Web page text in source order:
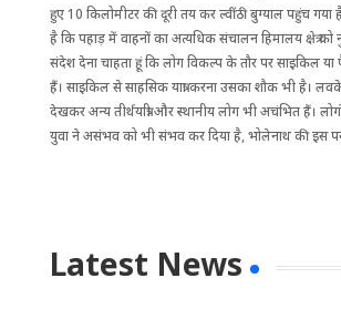
हुए 10 किलोमीटर की दूरी तय कर ल्वींठी बुग्याल पहुंच
है कि पहाड़ में वाहनों का अत्यधिक संचालन हिमालय क्षेत्र
संदेश देना चाहता हूं कि लोग विकल्प के तौर पर साइकिल या
हैं। साइकिल से साहसिक यात्रा करना उसका शौक भी है।
देखकर अन्य तीर्थयात्री और स्थानीय लोग भी अचंभित हैं।
युवा ने असंभव को भी संभव कर दिया है, भोलेनाथ की इस
Latest News